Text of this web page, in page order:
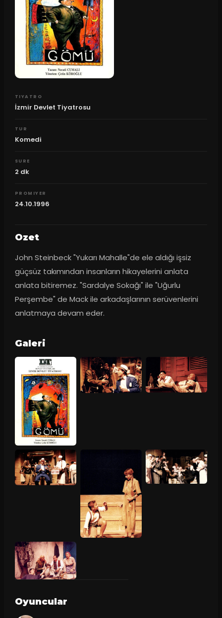
TIYATRO
İzmir Devlet Tiyatrosu
TUR
Komedi
SURE
2 dk
PROMIYER
24.10.1996
Ozet
John Steinbeck "Yukarı Mahalle"de ele aldığı işsiz
güçsüz takımından insanların hikayelerini anlata
anlata bitiremez. "Sardalye Sokağı" ile "Uğurlu
Perşembe" de Mack ile arkadaşlarının serüvenlerini
anlatmaya devam eder.
Galeri
Oyuncular